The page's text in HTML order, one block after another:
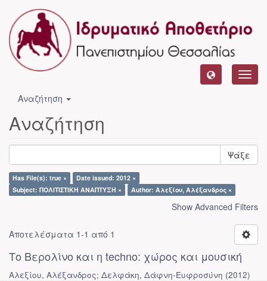
Αναζήτηση
Αναζήτηση
Ψάξε
Has File(s): true ×
Date issued: 2012 ×
Subject: ΠΟΛΙΤΙΣΤΙΚΗ ΑΝΑΠΤΥΞΗ ×
Author: Αλεξίου, Αλέξανδρος ×
Show Advanced Filters
Αποτελέσματα 1-1 από 1
Το Βερολίνο και η techno: χώρος και μουσική
Αλεξίου, Αλέξανδρος; Δελφάκη, Δάφνη-Ευφροσύνη (2012)